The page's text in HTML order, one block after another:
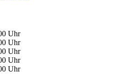
Uhr
Uhr
Uhr
Uhr
Uhr